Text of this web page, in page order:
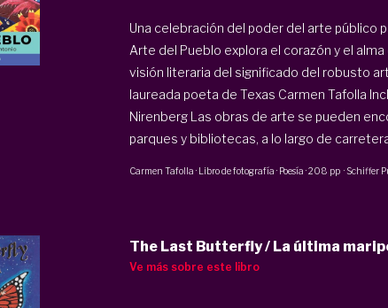
Una celebración del poder del arte público
Arte del Pueblo explora el corazón y el
visión literaria del significado del robusto
laureada poeta de Texas Carmen Tafolla
Nirenberg Las obras de arte se pueden
parques y bibliotecas, a lo largo de
Carmen Tafolla · Libro de fotografía · Poesía ·208 pp·Schiffer
The Last Butterfly / La última
Ve más sobre este libro